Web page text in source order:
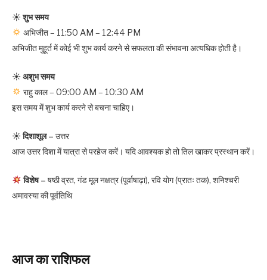
☀शुभ समय
अभिजीत – 11:50 AM – 12:44 PM
अभिजीत मुहूर्त में कोई भी शुभ कार्य करने से सफलता की संभावना अत्यधिक होती है।
☀ अशुभ समय
राहु काल – 09:00 AM – 10:30 AM
इस समय में शुभ कार्य करने से बचना चाहिए।
☀दिशाशूल –
उत्तर
आज उत्तर दिशा में यात्रा से परहेज करें। यदि आवश्यक हो तो तिल खाकर प्रस्थान करें।
विशेष –
षष्ठी व्रत, गंड मूल नक्षत्र (पूर्वाषाढ़ा), रवि योग (प्रातः तक), शनिश्चरी
अमावस्या की पूर्वतिथि
आज का राशिफल